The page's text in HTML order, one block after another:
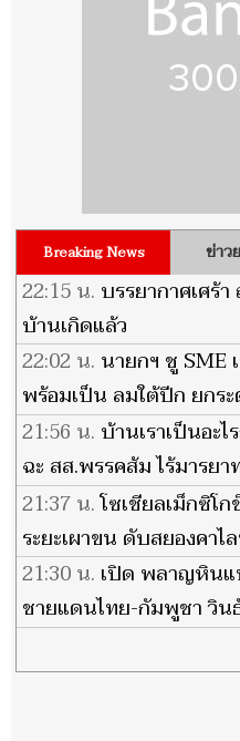
Breaking News ข่าว
22:15 น. บรรยากาศเศร้
บ้านเกิดแล้ว
22:02 น. นายกฯ ชู SME
พร้อมเป็น ลมใต้ปีก ยกร
เติบโตยั่งยืน
21:56 น. บ้านเราเป็นอะ
ฉะ สส.พรรคส้ม ไร้มารย
เยือนไทย
21:37 น.โซเชียลเม็กซิโ
ระยะเผาขน ดับสยองคาไ
21:30 น. เปิด พลาญหิน
ชายแดนไทย-กัมพูชา วิน